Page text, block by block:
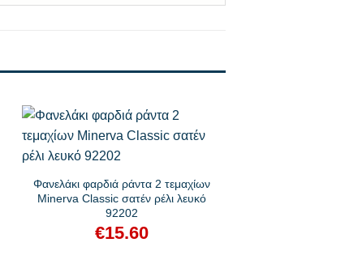
Φανελάκι φαρδιά ράντα 2 τεμαχίων
Minerva Classic σατέν ρέλι λευκό
92202
€15.60